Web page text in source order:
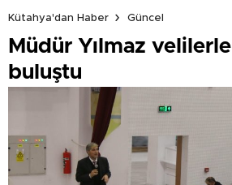
Kütahya'dan Haber
Güncel
Müdür Yılmaz velilerle
buluştu